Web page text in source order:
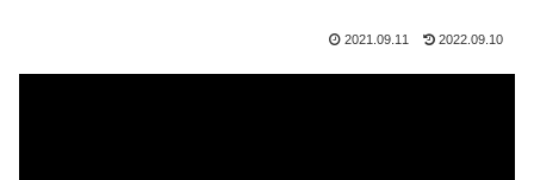
2021.09.11 2022.09.10